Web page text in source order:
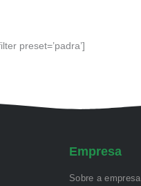
preset=’padra’]
Empresa
Sobre a empresa